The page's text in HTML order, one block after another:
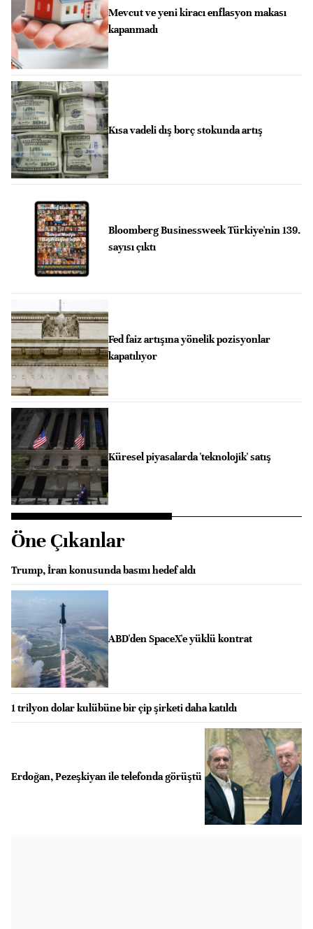
Mevcut ve yeni kiracı enflasyon makası
kapanmadı
Kısa vadeli dış borç stokunda artış
Bloomberg Businessweek Türkiye'nin 139.
sayısı çıktı
Fed faiz artışına yönelik pozisyonlar
kapatılıyor
Küresel piyasalarda 'teknolojik' satış
Öne Çıkanlar
Trump, İran konusunda basını hedef aldı
ABD'den SpaceX'e yüklü kontrat
1 trilyon dolar kulübüne bir çip şirketi daha katıldı
Erdoğan, Pezeşkiyan ile telefonda görüştü